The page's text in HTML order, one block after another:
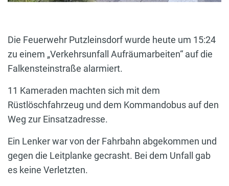
Die Feuerwehr Putzleinsdorf wurde heute um 15:24
zu einem „Verkehrsunfall Aufräumarbeiten“ auf die
Falkensteinstraße alarmiert.
11 Kameraden machten sich mit dem
Rüstlöschfahrzeug und dem Kommandobus auf den
Weg zur Einsatzadresse.
Ein Lenker war von der Fahrbahn abgekommen und
gegen die Leitplanke gecrasht. Bei dem Unfall gab
es keine Verletzten.